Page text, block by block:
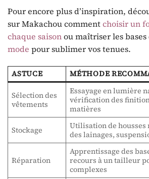
Pour encore plus d’inspiration,
sur Makachou commentchoisir un
chaque saisonou maîtriser les bases
mode pour sublimer vos tenues.
ASTUCE MÉTHODE
Sélection des
vêtements
Essayage en lumière
vérification des
matières
Stockage
Utilisation de
des lainages,
Réparation
Apprentissage des
recours à un tailleur
complexes